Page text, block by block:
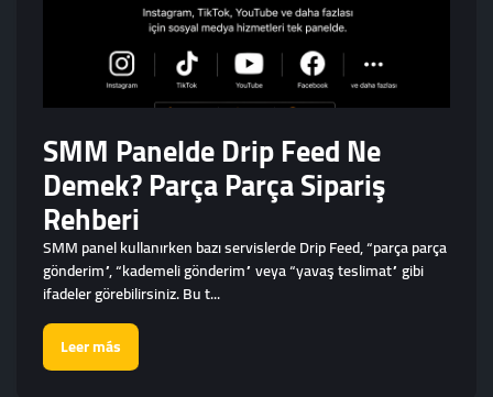
SMM Panelde Drip Feed Ne
Demek? Parça Parça Sipariş
Rehberi
SMM panel kullanırken bazı servislerde Drip Feed, “parça parça
gönderim”, “kademeli gönderim” veya “yavaş teslimat” gibi
ifadeler görebilirsiniz. Bu t...
Leer más